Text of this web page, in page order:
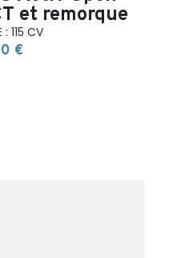
et remorque
: 115 CV
€